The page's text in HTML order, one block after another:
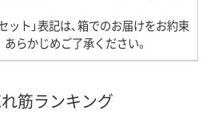
ット」表記は、箱でのお届けをお約束
らかじめご了承ください。
筋ランキング